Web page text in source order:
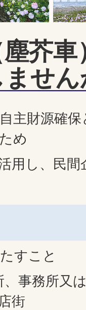
芥
せ
主財源確
め
用し、民
すこと
事務所又
街